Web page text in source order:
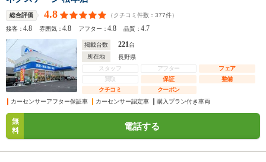
総合評価 4.8 （クチコミ件数： 377件）
接客：4.8 雰囲気：4.8 アフター：4.8 品質：4.7
掲載台数 221台
所在地
長野県
スタッフ
アフター
フェア
買取
保証
整備
クチコミ
クーポン
カーセンサーアフター保証車
カーセンサー認定車 購入プラン付き車両
無
料
電話する